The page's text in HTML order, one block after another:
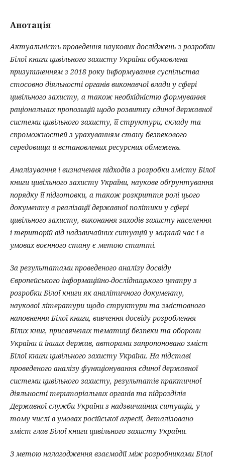
Анотація
Актуальність проведення наукових досліджень з розробки
Білої книги цивільного захисту України обумовлена
призупиненням з 2018 року інформування суспільства
стосовно діяльності органів виконавчої влади у сфері
цивільного захисту, а також необхідністю формування
раціональних пропозицій щодо розвитку єдиної державної
системи цивільного захисту, її структури, складу та
спроможностей з урахуванням стану безпекового
середовища й встановлених ресурсних обмежень.
Аналізування і визначення підходів з розробки змісту Білої
книги цивільного захисту України, наукове обґрунтування
порядку її підготовки, а також розкриття ролі цього
документу в реалізації державної політики у сфері
цивільного захисту, виконання заходів захисту населення
і територій від надзвичайних ситуацій у мирний час і в
умовах воєнного стану є метою статті.
За результатами проведеного аналізу досвіду
Європейського інформаційно-дослідницького центру з
розробки Білої книги як аналітичного документу,
наукової літератури щодо структури та змістовного
наповнення Білої книги, вивчення досвіду розроблення
Білих книг, присвячених тематиці безпеки та оборони
України й інших держав, авторами запропоновано зміст
Білої книги цивільного захисту України. На підставі
проведеного аналізу функціонування єдиної державної
системи цивільного захисту, результатів практичної
діяльності територіальних органів та підрозділів
Державної служби України з надзвичайних ситуацій, у
тому числі в умовах російської агресії, деталізовано
зміст глав Білої книги цивільного захисту України.
З метою налагодження взаємодії між розробниками Білої